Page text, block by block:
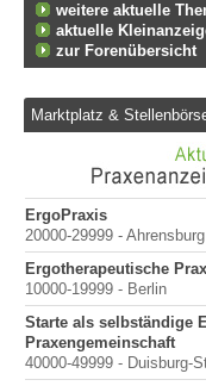
weitere aktuelle
aktuelle
zur Forenübersicht
Marktplatz &
ErgoPraxis
20000-29999 - Ahrensburg
Ergotherapeutische
10000-19999 - Berlin
Starte als selbständige
Praxengemeinschaft
40000-49999 - Duisburg-